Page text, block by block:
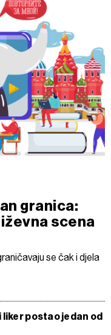
granica:
scena
se čak i djela
postao jedan od